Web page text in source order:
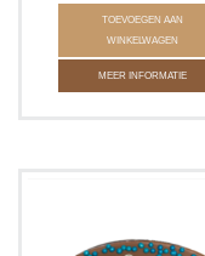
TOEVOEGEN AAN
WINKELWAGEN
MEER INFORMATIE